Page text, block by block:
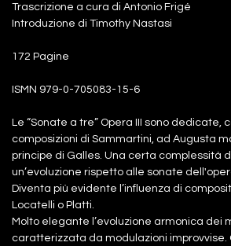
Trascrizione a cura di Antonio Frigé
Introduzione di Timothy Nastasi
172 Pagine
ISMN 979-0-705083-15-6
Le “Sonate a tre” Opera III sono dedicate,
composizioni di Sammartini, ad Augusta
principe di Galles. Una certa complessità
un’evoluzione rispetto alle sonate
Diventa più evidente l’influenza di
Locatelli o Platti.
Molto elegante l’evoluzione armonica dei
caratterizzata da modulazioni improvvise.